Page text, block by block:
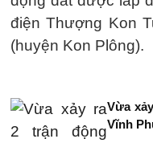
điện Thượng Kon
(huyện Kon Plông).
Vừa
Vĩnh